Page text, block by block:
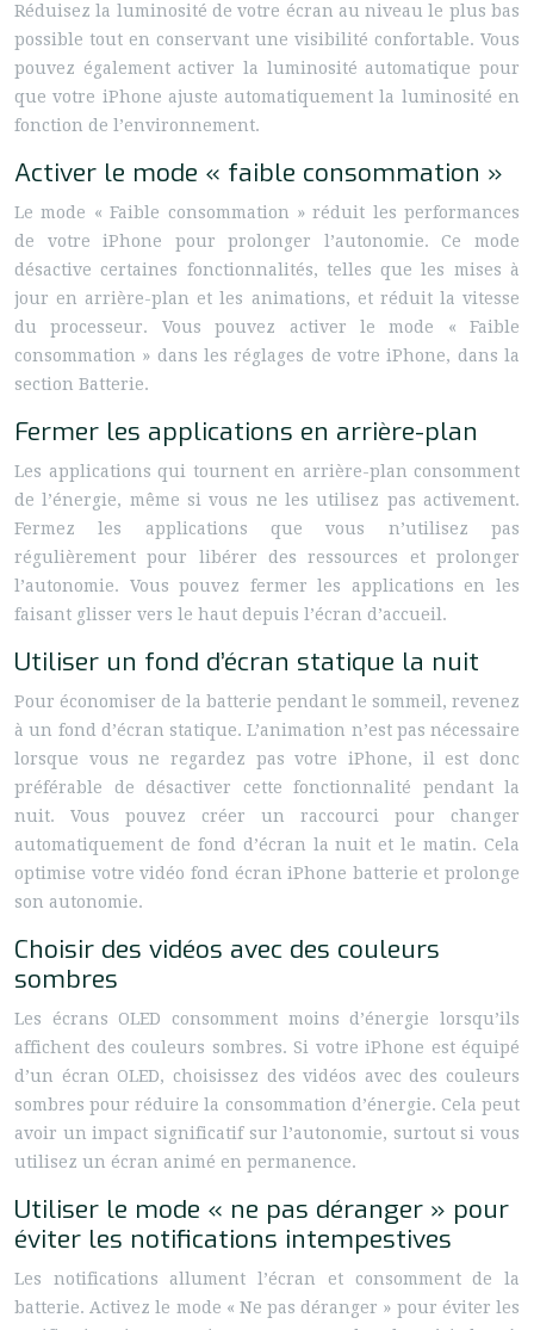
Réduisez la luminosité de votre écran au niveau le plus bas
possible tout en conservant une visibilité confortable. Vous
pouvez également activer la luminosité automatique pour
que votre iPhone ajuste automatiquement la luminosité en
fonction de l’environnement.
Activer le mode « faible consommation »
Le mode « Faible consommation » réduit les performances
de votre iPhone pour prolonger l’autonomie. Ce mode
désactive certaines fonctionnalités, telles que les mises à
jour en arrière-plan et les animations, et réduit la vitesse
du processeur. Vous pouvez activer le mode « Faible
consommation » dans les réglages de votre iPhone, dans la
section Batterie.
Fermer les applications en arrière-plan
Les applications qui tournent en arrière-plan consomment
de l’énergie, même si vous ne les utilisez pas activement.
Fermez les applications que vous n’utilisez pas
régulièrement pour libérer des ressources et prolonger
l’autonomie. Vous pouvez fermer les applications en les
faisant glisser vers le haut depuis l’écran d’accueil.
Utiliser un fond d’écran statique la nuit
Pour économiser de la batterie pendant le sommeil, revenez
à un fond d’écran statique. L’animation n’est pas nécessaire
lorsque vous ne regardez pas votre iPhone, il est donc
préférable de désactiver cette fonctionnalité pendant la
nuit. Vous pouvez créer un raccourci pour changer
automatiquement de fond d’écran la nuit et le matin. Cela
optimise votre vidéo fond écran iPhone batterie et prolonge
son autonomie.
Choisir des vidéos avec des couleurs
sombres
Les écrans OLED consomment moins d’énergie lorsqu’ils
affichent des couleurs sombres. Si votre iPhone est équipé
d’un écran OLED, choisissez des vidéos avec des couleurs
sombres pour réduire la consommation d’énergie. Cela peut
avoir un impact significatif sur l’autonomie, surtout si vous
utilisez un écran animé en permanence.
Utiliser le mode « ne pas déranger » pour
éviter les notifications intempestives
Les notifications allument l’écran et consomment de la
batterie. Activez le mode « Ne pas déranger » pour éviter les